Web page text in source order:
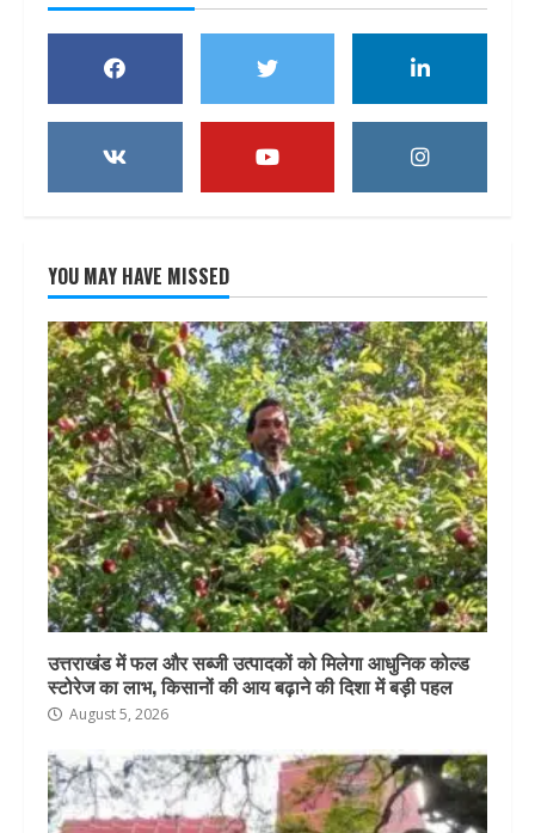
YOU MAY HAVE MISSED
उत्तराखंड में फल और सब्जी उत्पादकों को मिलेगा आधुनिक कोल्ड
स्टोरेज का लाभ, किसानों की आय बढ़ाने की दिशा में बड़ी पहल
August 5, 2026